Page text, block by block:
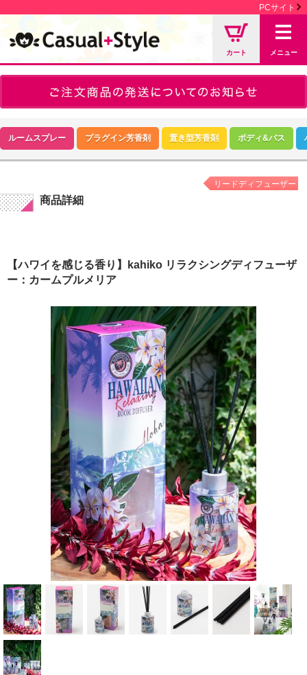
PCサイト
カート メニュー
ルームスプレー プラグイン芳香剤 置き型芳香剤 ボディ&バス
商品詳細
リードディフューザー
【ハワイを感じる香り】kahiko リラクシングディフューザ
ー：カームプルメリア